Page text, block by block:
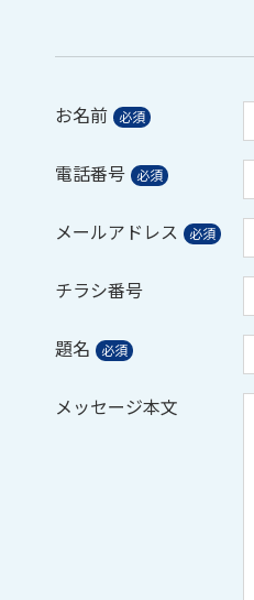
お名前
電話番号
メールアドレス
チラシ番号
題名
メッセージ本文